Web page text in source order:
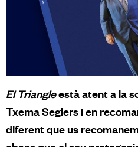
El Triangleestà atent a la
Txema Seglers i en
diferent que us